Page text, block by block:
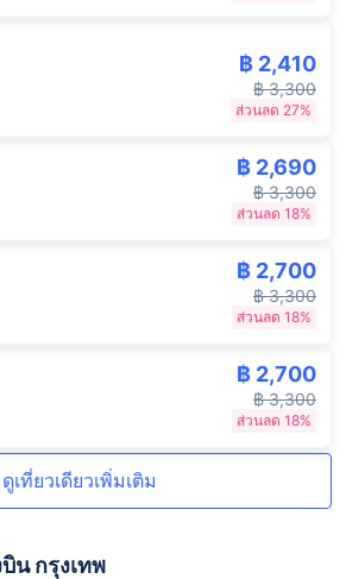
฿ 2,410
฿ 3,300
ส่วนลด 27%
฿ 2,690
฿ 3,300
ส่วนลด 18%
฿ 2,700
฿ 3,300
ส่วนลด 18%
฿ 2,700
฿ 3,300
ส่วนลด 18%
ดูเที่ยวเดียวเพิ่มเติม
น กรุงเทพ